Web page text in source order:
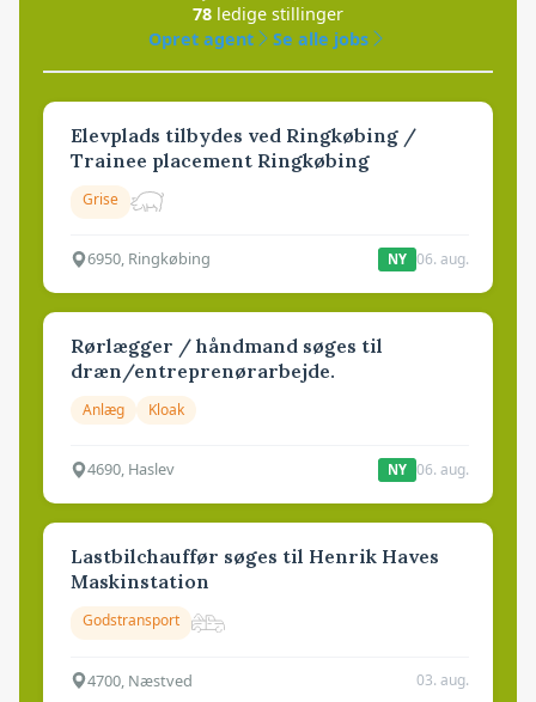
78 ledige stillinger
Opret agent
Se alle jobs
Elevplads tilbydes ved Ringkøbing /
Trainee placement Ringkøbing
Grise
6950, Ringkøbing NY 06. aug.
Rørlægger / håndmand søges til
dræn/entreprenørarbejde.
Anlæg Kloak
4690, Haslev NY 06. aug.
Lastbilchauffør søges til Henrik Haves
Maskinstation
Godstransport
4700, Næstved 03. aug.